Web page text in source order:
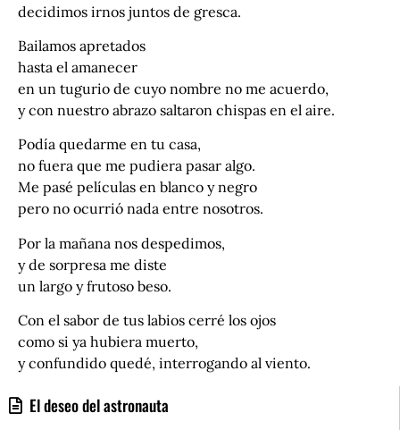
El deseo del astronauta
decidimos irnos juntos de gresca.
Bailamos apretados
hasta el amanecer
en un tugurio de cuyo nombre no me acuerdo,
y con nuestro abrazo saltaron chispas en el aire.
Podía quedarme en tu casa,
no fuera que me pudiera pasar algo.
Me pasé películas en blanco y negro
pero no ocurrió nada entre nosotros.
Por la mañana nos despedimos,
y de sorpresa me diste
un largo y frutoso beso.
Con el sabor de tus labios cerré los ojos
como si ya hubiera muerto,
y confundido quedé, interrogando al viento.